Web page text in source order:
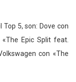
Top 5, son: Dove con
Epic Split feat.
con «The